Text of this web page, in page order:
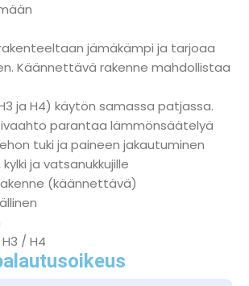
jämäkämpi ja tarjoaa
Käännettävä rakenne mahdollistaa
ja H4) käytön samassa patjassa.
parantaa lämmönsäätelyä
tuki ja paineen jakautuminen
ja vatsanukkujille
(käännettävä)
/ H4